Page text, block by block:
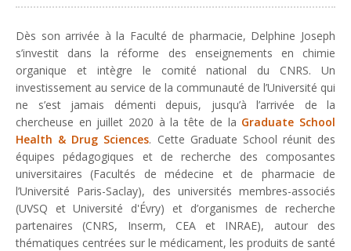
Dès son arrivée à la Faculté de pharmacie, Delphine Joseph
s’investit dans la réforme des enseignements en chimie
organique et intègre le comité national du CNRS. Un
investissement au service de la communauté de l’Université qui
ne s’est jamais démenti depuis, jusqu’à l’arrivée de la
chercheuse en juillet 2020 à la tête de la Graduate School
Health & Drug Sciences. Cette Graduate School réunit des
équipes pédagogiques et de recherche des composantes
universitaires (Facultés de médecine et de pharmacie de
l’Université Paris-Saclay), des universités membres-associés
(UVSQ et Université d'Évry) et d’organismes de recherche
partenaires (CNRS, Inserm, CEA et INRAE), autour des
thématiques centrées sur le médicament, les produits de santé